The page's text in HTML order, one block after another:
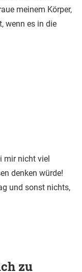
meinem Körper,
wenn es in die
mir nicht viel
denken würde!
und sonst nichts,
zu